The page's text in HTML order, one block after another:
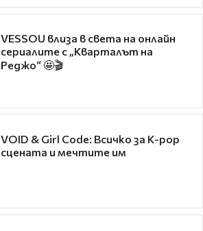
VESSOU влиза в света на онлайн
сериалите с „Кварталът на
Реджо“ 🤩🎬
VOID & Girl Code: Всичко за K-pop
сцената и мечтите им